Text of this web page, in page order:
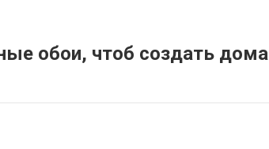
обои, чтоб создать дома